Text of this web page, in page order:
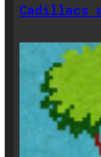
Cadillacs